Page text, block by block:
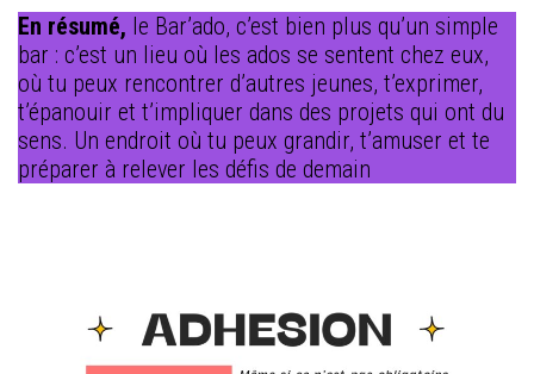
En résumé, le Bar’ado, c’est bien plus qu’un simple
bar : c’est un lieu où les ados se sentent chez eux,
où tu peux rencontrer d’autres jeunes, t’exprimer,
t’épanouir et t’impliquer dans des projets qui ont du
sens. Un endroit où tu peux grandir, t’amuser et te
préparer à relever les défis de demain